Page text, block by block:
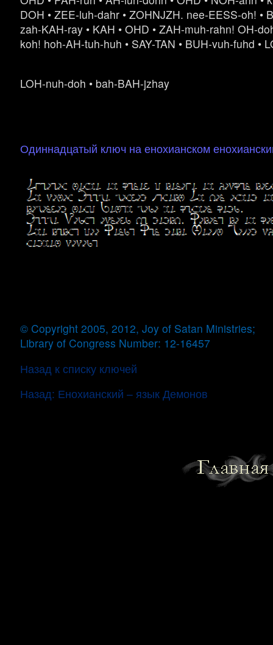
DOH • ZEE-luh-dahr • ZOHNJZH. nee-EESS-oh! •
zah-KAH-ray • KAH • OHD • ZAH-muh-rahn! OH-
koh! hoh-AH-tuh-huh • SAY-TAN • BUH-vuh-fuhd •
LOH-nuh-doh • bah-BAH-jzhay
Одиннадцатый ключ на енохианском
© Copyright 2005, 2012, Joy of Satan Ministries;
Library of Congress Number: 12-16457
Назад к списку ключей
Назад: Енохианский – язык Демонов